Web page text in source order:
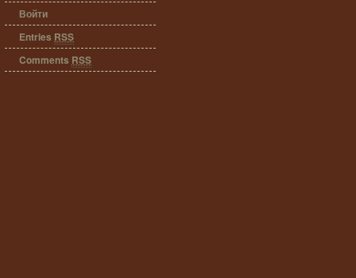
Войти
Entries RSS
Comments RSS